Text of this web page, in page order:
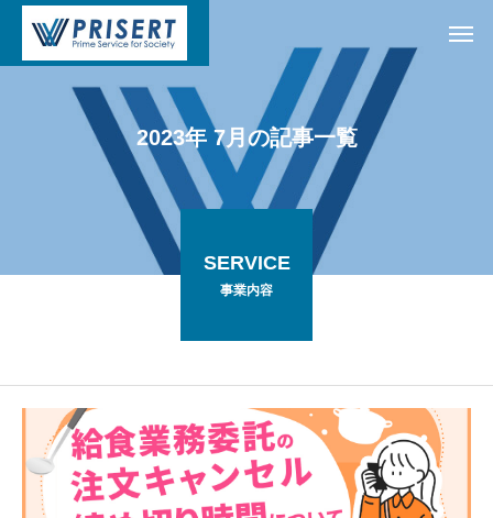
2023年 7月 の記事一覧
SERVICE
事業内容